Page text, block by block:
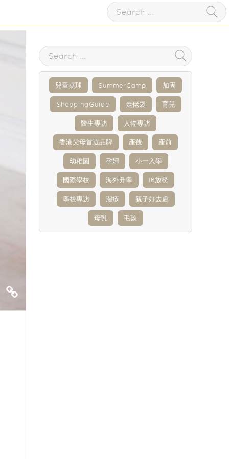
兒童桌球 SummerCamp 加固
ShoppingGuide 走佬袋 育兒
醫生專訪 人物專訪
香港父母首選品牌 產後 產前
幼稚園 孕婦 小一入學
國際學校 海外升學 IB放榜
學校專訪 濕疹 親子好去處
母乳 毛孩